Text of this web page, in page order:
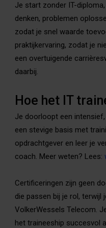
Je start zonder IT-
denken, problemen
zodat je snel waarde
praktijkervaring, zodat je
een overtuigende
daarbij.
Hoe het IT
Je doorloopt een
een stevige basis met
opdrachtgever en leer je
coach. Meer weten? Lees:
Certificeringen zijn geen
die passen bij je rol, terwijl
VolkerWessels Telecom.
het traineeship succesvol